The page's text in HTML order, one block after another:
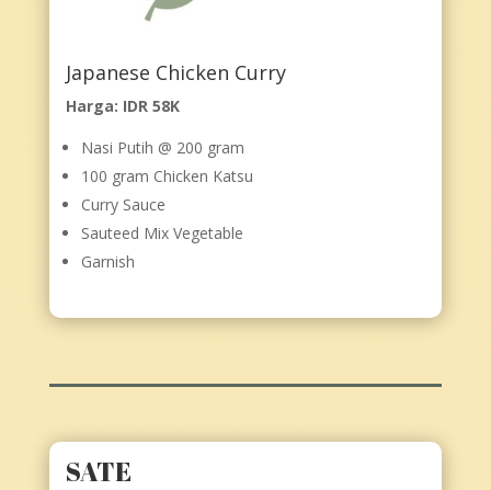
Japanese Chicken Curry
Harga: IDR 58K
Nasi Putih @ 200 gram
100 gram Chicken Katsu
Curry Sauce
Sauteed Mix Vegetable
Garnish
SATE